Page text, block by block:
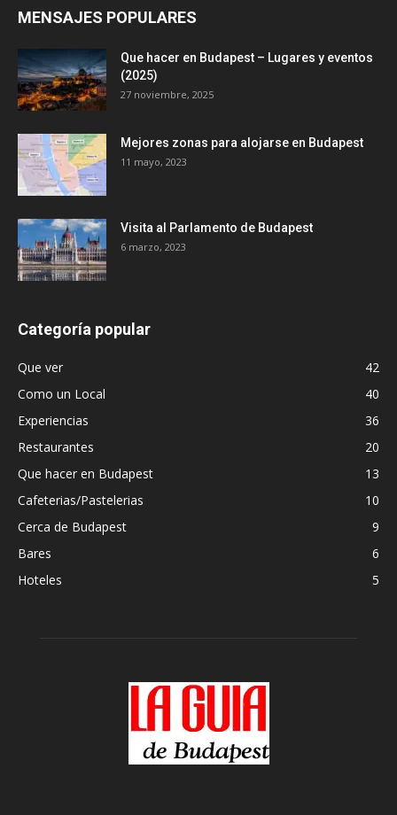
MENSAJES POPULARES
Que hacer en Budapest – Lugares y eventos
(2025)
27 noviembre, 2025
Mejores zonas para alojarse en Budapest
11 mayo, 2023
Visita al Parlamento de Budapest
6 marzo, 2023
Categoría popular
Que ver
42
Como un Local
40
Experiencias
36
Restaurantes
20
Que hacer en Budapest
13
Cafeterias/Pastelerias
10
Cerca de Budapest
9
Bares
6
Hoteles
5